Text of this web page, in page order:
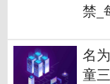
禁_
名
童